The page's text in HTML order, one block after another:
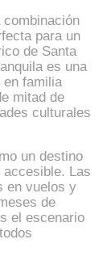
combinación
para un
de Santa
es una
en familia
mitad de
culturales
un destino
Las
en vuelos y
de
el escenario